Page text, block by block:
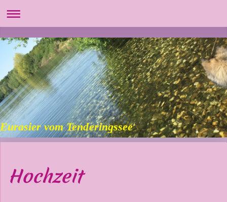
Eurasier vom Tenderingssee
Hochzeit